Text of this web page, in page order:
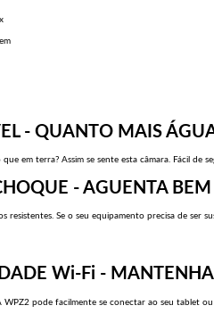
- QUANTO MAIS
em terra? Assim se sente esta câmara. Fácil
- AGUENTA
resistentes. Se o seu equipamento precisa de
Wi-Fi -
pode facilmente se conectar ao seu tablet